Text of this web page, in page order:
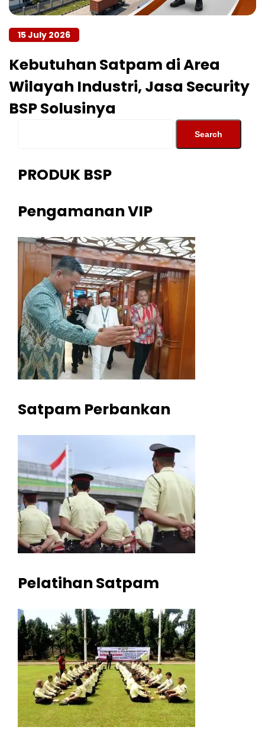
15 July 2026
Kebutuhan Satpam di Area
Wilayah Industri, Jasa Security
BSP Solusinya
PRODUK BSP
Pengamanan VIP
Satpam Perbankan
Pelatihan Satpam